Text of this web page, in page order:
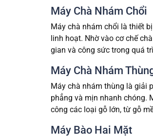
Máy Chà Nhám Chổi
Máy chà nhám chổi là thiết
linh hoạt. Nhờ vào cơ chế
gian và công sức trong quá
Máy Chà Nhám
Máy chà nhám thùng là giải
phẳng và mịn nhanh chóng.
công các loại gỗ lớn, từ gỗ
Máy Bào Hai Mặt